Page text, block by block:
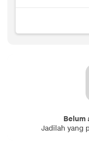
Belum
Jadilah yang